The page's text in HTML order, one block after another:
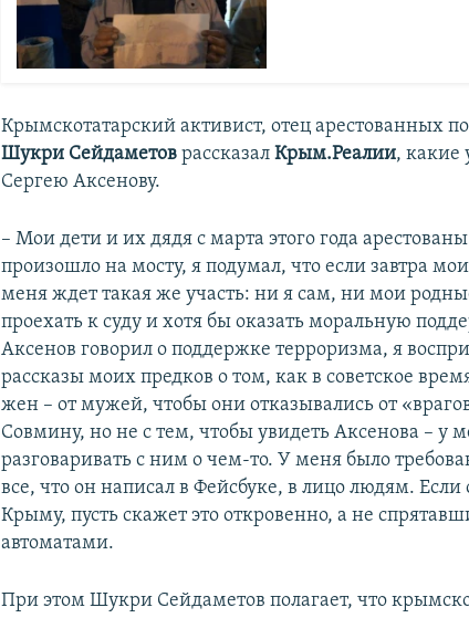
Крымскотатарский активист, отец арестованных
Шукри Сейдаметов рассказалКрым.Реалии, какие
Сергею Аксенову.
– Мои дети и их дядя с марта этого года
произошло на мосту, я подумал, что если завтра
меня ждет такая же участь: ни я сам, ни мои
проехать к суду и хотя бы оказать моральную
Аксенов говорил о поддержке терроризма, я
рассказы моих предков о том, как в советское
жен – от мужей, чтобы они отказывались от
Совмину, но не с тем, чтобы увидеть Аксенова – у
разговаривать с ним о чем-то. У меня было
все, что он написал в Фейсбуке, в лицо людям. Если
Крыму, пусть скажет это откровенно, а не
автоматами.
При этом Шукри Сейдаметов полагает, что